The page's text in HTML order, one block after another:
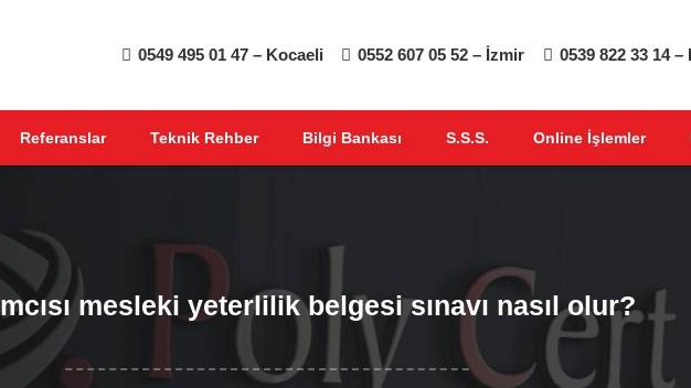
0549 495 01 47 – Kocaeli 0552 607 05 52 – İzmir 0539 822 33 14
Referanslar Teknik Rehber Bilgi Bankası S.S.S. Online İşlemler
mesleki yeterlilik belgesi sınavı nasıl olur?